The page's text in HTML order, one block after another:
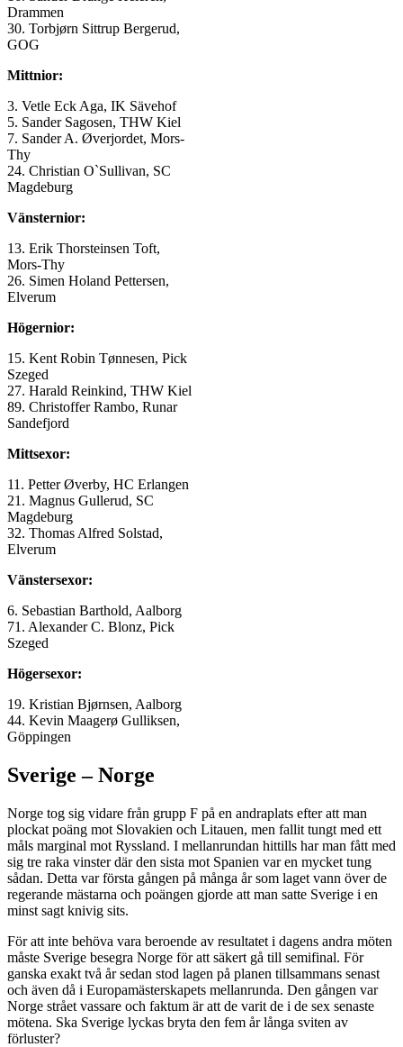
Drammen
30. Torbjørn Sittrup Bergerud,
GOG
Mittnior:
3. Vetle Eck Aga, IK Sävehof
5. Sander Sagosen, THW Kiel
7. Sander A. Øverjordet, Mors-
Thy
24. Christian O`Sullivan, SC
Magdeburg
Vänsternior:
13. Erik Thorsteinsen Toft,
Mors-Thy
26. Simen Holand Pettersen,
Elverum
Högernior:
15. Kent Robin Tønnesen, Pick
Szeged
27. Harald Reinkind, THW Kiel
89. Christoffer Rambo, Runar
Sandefjord
Mittsexor:
11. Petter Øverby, HC Erlangen
21. Magnus Gullerud, SC
Magdeburg
32. Thomas Alfred Solstad,
Elverum
Vänstersexor:
6. Sebastian Barthold, Aalborg
71. Alexander C. Blonz, Pick
Szeged
Högersexor:
19. Kristian Bjørnsen, Aalborg
44. Kevin Maagerø Gulliksen,
Göppingen
Sverige – Norge
Norge tog sig vidare från grupp F på en andraplats efter att man
plockat poäng mot Slovakien och Litauen, men fallit tungt med ett
måls marginal mot Ryssland. I mellanrundan hittills har man fått med
sig tre raka vinster där den sista mot Spanien var en mycket tung
sådan. Detta var första gången på många år som laget vann över de
regerande mästarna och poängen gjorde att man satte Sverige i en
minst sagt knivig sits.
För att inte behöva vara beroende av resultatet i dagens andra möten
måste Sverige besegra Norge för att säkert gå till semifinal. För
ganska exakt två år sedan stod lagen på planen tillsammans senast
och även då i Europamästerskapets mellanrunda. Den gången var
Norge strået vassare och faktum är att de varit de i de sex senaste
mötena. Ska Sverige lyckas bryta den fem år långa sviten av
förluster?